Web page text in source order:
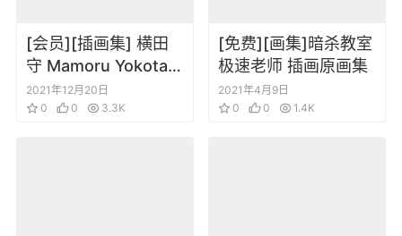
[会员][插画集] 横田
守 Mamoru Yokota
Art Works
2021年12月20日
0
0 3.3K
[免费][画集]暗杀教室
极速老师 插画原画集
2021年4月9日
0
0 1.4K